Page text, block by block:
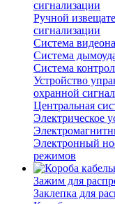
сигнализации
Ручной
сигнализации
Система
Система
Система
Устройство
охранной
Центральная
Электрическое
Электронный
режимов
Зажим для
Заклепка для